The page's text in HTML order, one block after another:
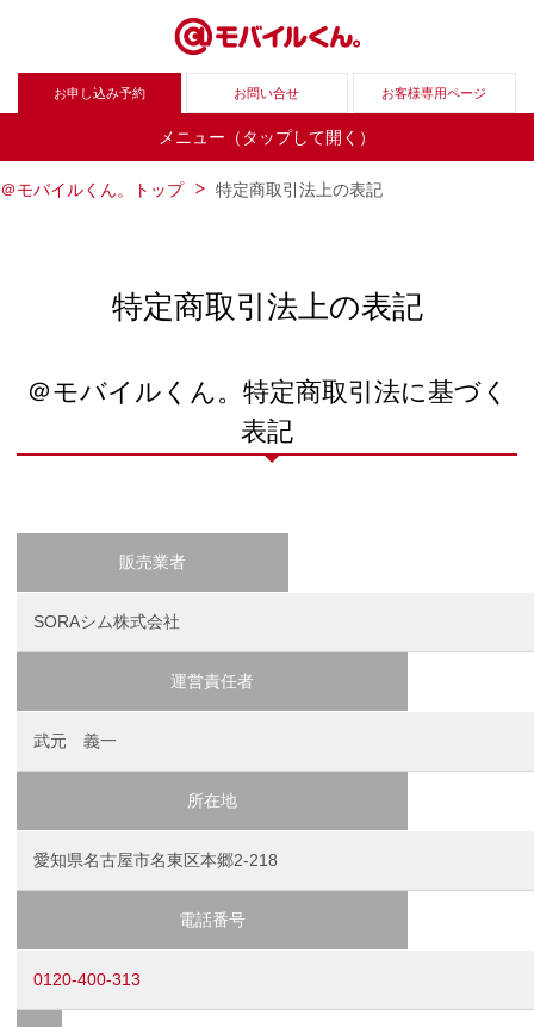
お申し込み予約 お問い合せ お客様専用ページ
メニュー（タップして開く）
＠モバイルくん。トップ 特定商取引法上の表記
特定商取引法上の表記
＠モバイルくん。特定商取引法に基づく
表記
販売業者
SORAシム株式会社
運営責任者
武元 義一
所在地
愛知県名古屋市名東区本郷2-218
電話番号
0120-400-313